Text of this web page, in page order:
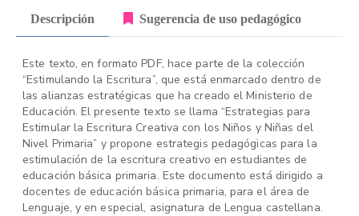
Descripción Sugerencia de uso pedagógico
Este texto, en formato PDF, hace parte de la colección
“Estimulando la Escritura”, que está enmarcado dentro de
las alianzas estratégicas que ha creado el Ministerio de
Educación. El presente texto se llama “Estrategias para
Estimular la Escritura Creativa con los Niños y Niñas del
Nivel Primaria” y propone estrategis pedagógicas para la
estimulación de la escritura creativo en estudiantes de
educación básica primaria. Este documento está dirigido a
docentes de educación básica primaria, para el área de
Lenguaje, y en especial, asignatura de Lengua castellana.